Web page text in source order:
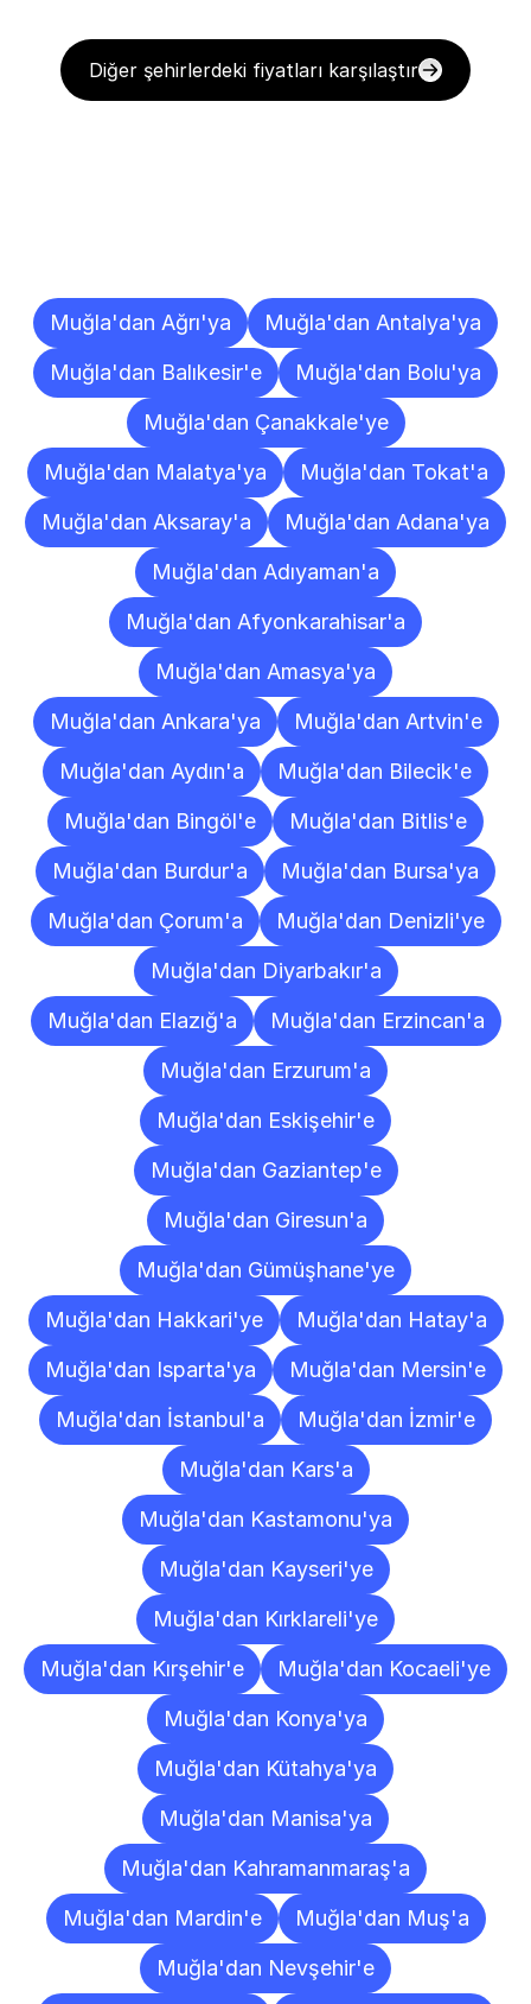
Diğer şehirlerdeki fiyatları karşılaştır
Muğla'dan Ağrı'ya
Muğla'dan Antalya'ya
Muğla'dan Balıkesir'e
Muğla'dan Bolu'ya
Muğla'dan Çanakkale'ye
Muğla'dan Malatya'ya
Muğla'dan Tokat'a
Muğla'dan Aksaray'a
Muğla'dan Adana'ya
Muğla'dan Adıyaman'a
Muğla'dan Afyonkarahisar'a
Muğla'dan Amasya'ya
Muğla'dan Ankara'ya
Muğla'dan Artvin'e
Muğla'dan Aydın'a
Muğla'dan Bilecik'e
Muğla'dan Bingöl'e
Muğla'dan Bitlis'e
Muğla'dan Burdur'a
Muğla'dan Bursa'ya
Muğla'dan Çorum'a
Muğla'dan Denizli'ye
Muğla'dan Diyarbakır'a
Muğla'dan Elazığ'a
Muğla'dan Erzincan'a
Muğla'dan Erzurum'a
Muğla'dan Eskişehir'e
Muğla'dan Gaziantep'e
Muğla'dan Giresun'a
Muğla'dan Gümüşhane'ye
Muğla'dan Hakkari'ye
Muğla'dan Hatay'a
Muğla'dan Isparta'ya
Muğla'dan Mersin'e
Muğla'dan İstanbul'a
Muğla'dan İzmir'e
Muğla'dan Kars'a
Muğla'dan Kastamonu'ya
Muğla'dan Kayseri'ye
Muğla'dan Kırklareli'ye
Muğla'dan Kırşehir'e
Muğla'dan Kocaeli'ye
Muğla'dan Konya'ya
Muğla'dan Kütahya'ya
Muğla'dan Manisa'ya
Muğla'dan Kahramanmaraş'a
Muğla'dan Mardin'e
Muğla'dan Muş'a
Muğla'dan Nevşehir'e